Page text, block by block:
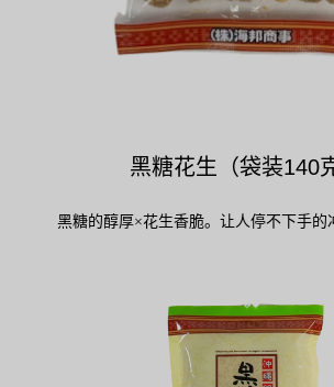
黑糖花生（袋装140
黑糖的醇厚×花生香脆。让人停不下手的